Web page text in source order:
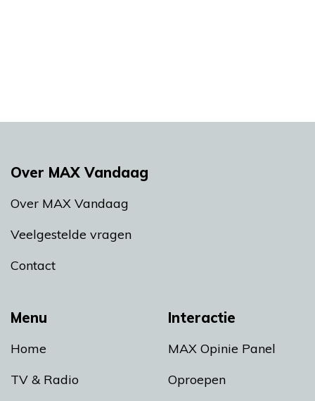
Menu
Home
TV & Radio
Interactie
MAX Opinie Panel
Oproepen
Over MAX Vandaag
Over MAX Vandaag
Veelgestelde vragen
Contact